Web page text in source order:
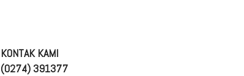
KONTAK KAMI
(0274) 391377